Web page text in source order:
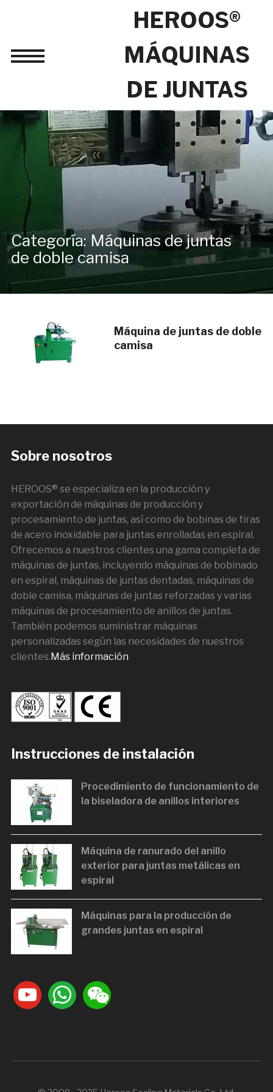
Toggle
HEROOS®
MÁQUINAS
DE JUNTAS
Categoría: Máquinas de juntas
de doble camisa
Máquina de juntas de doble
camisa
Sobre nosotros
HEROOS® se especializa en la producción y
exportación de máquinas de producción y
procesamiento de juntas, así como de bobinas de tiras
de acero inoxidable para juntas enrolladas en espiral.
Ofrecemos a nuestros clientes una gama completa de
máquinas de juntas, incluyendo máquinas de bobinado
en espiral, máquinas de juntas dentadas, máquinas de
doble camisa, máquinas de juntas reforzadas y varias
máquinas de procesamiento de anillos de juntas.
También podemos suministrar máquinas
personalizadas según las necesidades de nuestros
clientes.Más información
Instrucciones de instalación
Procedimiento de funcionamiento de
la biseladora de anillos interiores
Máquina de ranurado del anillo
exterior para juntas metálicas en
espiral
Máquinas para la producción de
grandes juntas en espiral
youtubewhatsappweixin